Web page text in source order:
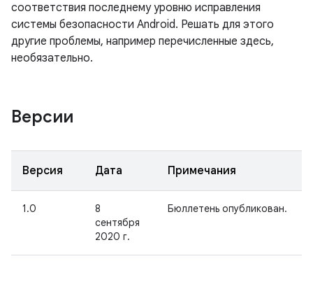
соответствия последнему уровню исправления
системы безопасности Android. Решать для этого
другие проблемы, например перечисленные здесь,
необязательно.
Версии
Версия Дата Примечания
1.0
8
сентября
2020 г.
Бюллетень опубликован.